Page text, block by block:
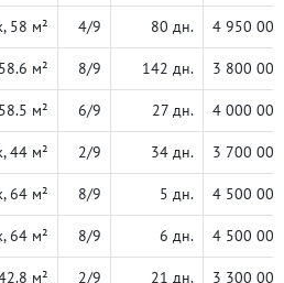
58 м² 4/9 80 дн. 4 950 000
м² 8/9 142 дн. 3 800 000
м² 6/9 27 дн. 4 000 000
44 м² 2/9 34 дн. 3 700 000
64 м² 8/9 5 дн. 4 500 000
64 м² 8/9 6 дн. 4 500 000
м² 2/9 21 дн. 3 300 000